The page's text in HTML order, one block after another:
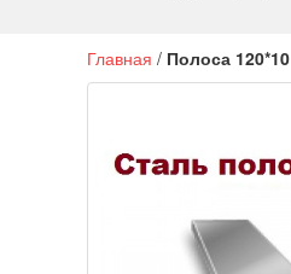
Главная / Полоса 120*10